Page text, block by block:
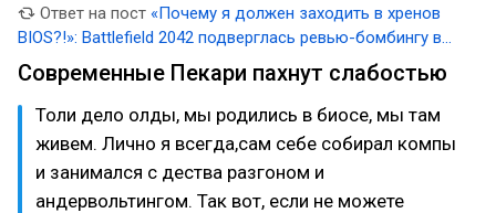
Ответ на пост «Почему я должен заходить в хренов
BIOS?!»: Battlefield 2042 подверглась ревью-бомбингу в
Steam из-за требования включить Secure Boot на ПК
Современные Пекари пахнут слабостью
Толи дело олды, мы родились в биосе, мы там
живем. Лично я всегда,сам себе собирал компы
и занимался с дества разгоном и
андервольтингом. Так вот, если не можете